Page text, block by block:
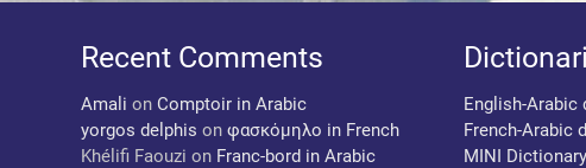
Recent Comments
Amali onComptoir in Arabic
yorgos delphis onφασκόμηλο in French
Khélifi Faouzi on Franc-bord in Arabic
English-Arabic
French-Arabic
MINI